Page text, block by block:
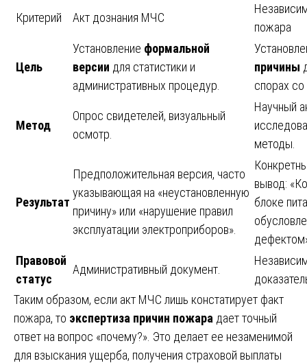
Критерий Акт дознания МЧС
пожара
Цель
Установление формальной
версии для статистики и
административных процедур.
причины
спорах
Метод
Опрос свидетелей, визуальный
осмотр.
Научный
методы.
Результат
Предположительная версия, часто
указывающая на «неустановленную
причину» или «нарушение правил
эксплуатации электроприборов».
вывод:
блоке
Правовой
статус
Административный документ.
Таким образом, если акт МЧС лишь констатирует факт
пожара, то экспертиза причин пожара дает точный
ответ на вопрос «почему?». Это делает ее незаменимой
для взыскания ущерба, получения страховой выплаты